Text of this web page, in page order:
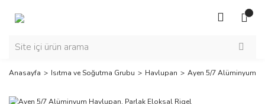
Anasayfa Isıtma ve Soğutma Grubu Havlupan Ayen 5/7 Alüminyum